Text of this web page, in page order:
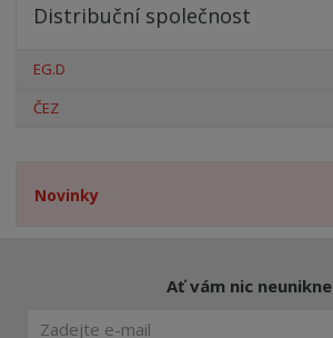
Distribuční společnost
EG.D
ČEZ
Novinky
Ať vám nic neunikne